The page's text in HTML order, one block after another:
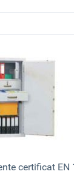
certificat EN